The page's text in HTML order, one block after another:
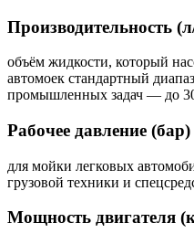
Производительность
объём жидкости, который
автомоек стандартный
промышленных задач — до
Рабочее давление (бар)
для мойки легковых
грузовой техники и
Мощность двигателя